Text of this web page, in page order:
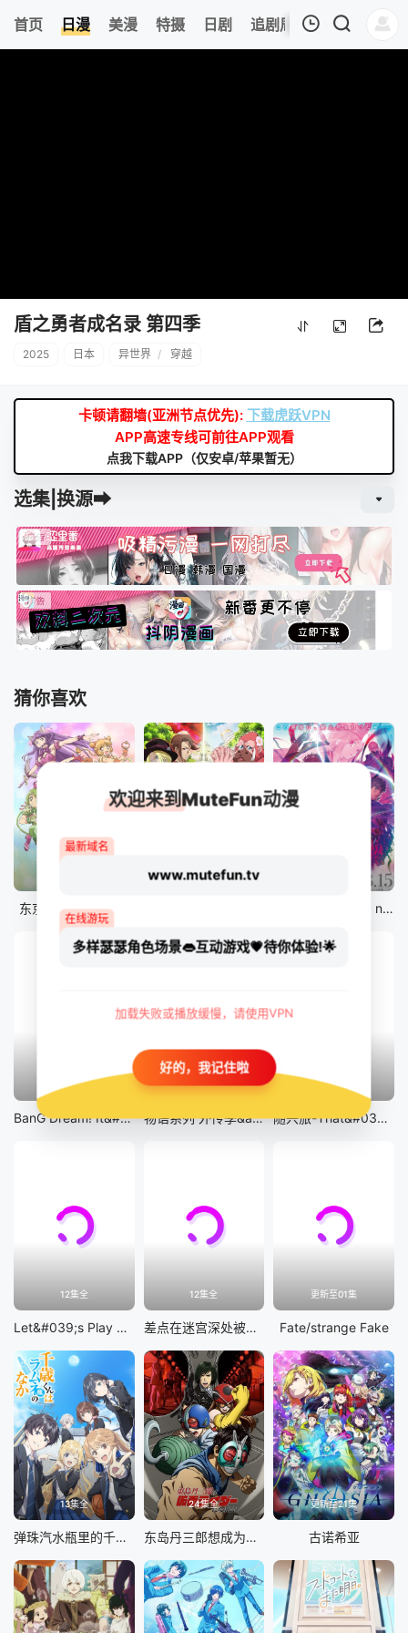
首页 日漫 美漫 特摄 日剧 追剧周表 今日更新
盾之勇者成名录 第四季
2025 日本 异世界 / 穿越
卡顿请翻墙(亚洲节点优先): 下载虎跃VPN
APP高速专线可前往APP观看
点我下载APP（仅安卓/苹果暂无）
选集|换源➡
猜你喜欢
东京猫猫 NEW～♡
12集全
剧场版 Fate/stay night [Heaven&#039;s Feel] III.spring song
13集全
BanG Dream! It&#039;s MyGO!!!!!
14集全
物语系列 外传季&amp;怪物季
12集全
随兴旅-That&#039;s Journey-
12集全
Let&#039;s Play 充满挑战的人生
12集全
差点在迷宫深处被信任的伙伴杀掉，但靠着天赐技能「无限扭蛋」获得等级9999的伙伴，我要向前队友和世界展开复仇&amp;「给他们好看！」
更新至01集
Fate/strange Fake
13集全
弹珠汽水瓶里的千岁同学
24集全
东岛丹三郎想成为假面骑士
更新至21集
古诺希亚
欢迎来到MuteFun动漫
最新域名
www.mutefun.tv
在线游玩
多样瑟瑟角色场景👄互动游戏💗待你体验!🌟
加载失败或播放缓慢，请使用VPN
好的，我记住啦